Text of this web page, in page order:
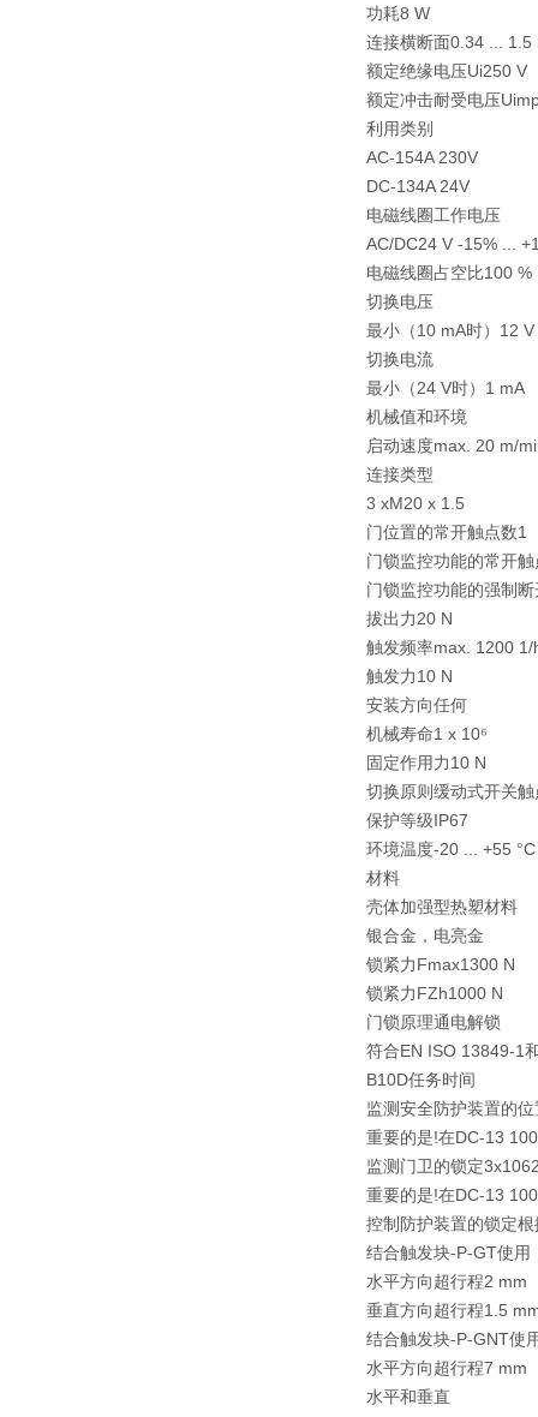
功耗8 W
连接横断面0.34 ... 1.5
额定绝缘电压Ui250 V
额定冲击耐受电压
利用类别
AC-154A 230V
DC-134A 24V
电磁线圈工作电压
AC/DC24 V -15% ...
电磁线圈占空比100 %
切换电压
最小（10 mA时）12 V
切换电流
最小（24 V时）1 mA
机械值和环境
启动速度max. 20 m/
连接类型
3 xM20 x 1.5
门位置的常开触点数1
门锁监控功能的常开
门锁监控功能的强制
拔出力20 N
触发频率max. 1200 1/
触发力10 N
安装方向任何
机械寿命1 x 10⁶
固定作用力10 N
切换原则缓动式开关触
保护等级IP67
环境温度-20 ... +55 °C
材料
壳体加强型热塑材料
银合金，电亮金
锁紧力Fmax1300 N
锁紧力FZh1000 N
门锁原理通电解锁
符合EN ISO 13849-1
B10D任务时间
监测安全防护装置的
重要的是!在DC-13
监测门卫的锁定
重要的是!在DC-13
控制防护装置的锁定
结合触发块-P-GT使用
水平方向超行程2 mm
垂直方向超行程1.5
结合触发块-P-GNT使
水平方向超行程7 mm
水平和垂直